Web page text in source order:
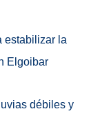
estabilizar la
Elgoibar
débiles y